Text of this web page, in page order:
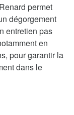
permet
dégorgement
entretien pas
en
pour garantir la
dans le